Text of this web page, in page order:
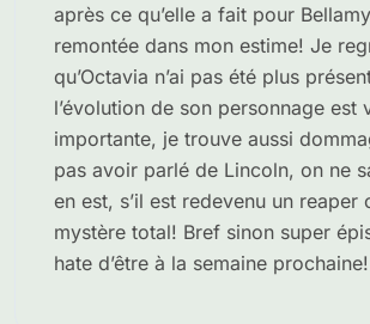
après ce qu’elle a fait pour
remontée dans mon estime! Je
qu’Octavia n’ai pas été plus
l’évolution de son personnage est
importante, je trouve aussi
pas avoir parlé de Lincoln, on ne
en est, s’il est redevenu un reaper
mystère total! Bref sinon super
hate d’être à la semaine